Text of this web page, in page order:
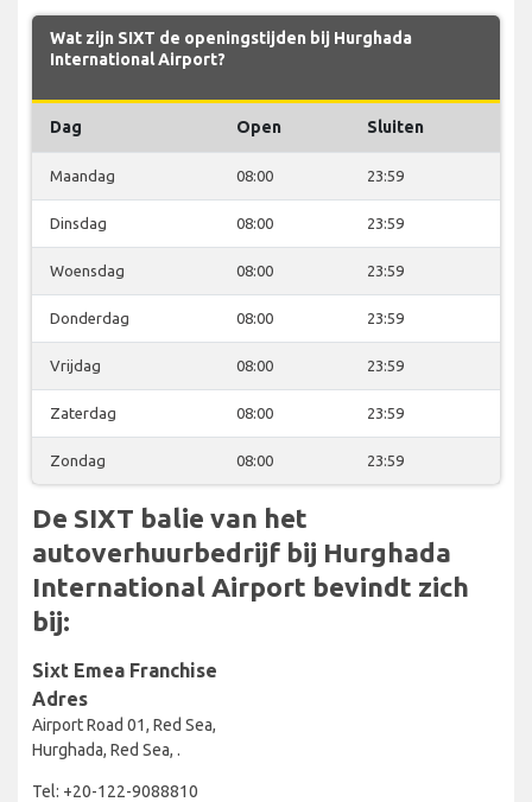
Wat zijn SIXT de openingstijden bij Hurghada
International Airport?
Dag Open Sluiten
Maandag 08:00 23:59
Dinsdag 08:00 23:59
Woensdag 08:00 23:59
Donderdag 08:00 23:59
Vrijdag 08:00 23:59
Zaterdag 08:00 23:59
Zondag 08:00 23:59
De SIXT balie van het
autoverhuurbedrijf bij Hurghada
International Airport bevindt zich
bij:
Sixt Emea Franchise
Adres
Airport Road 01, Red Sea,
Hurghada, Red Sea, .
Tel: +20-122-9088810